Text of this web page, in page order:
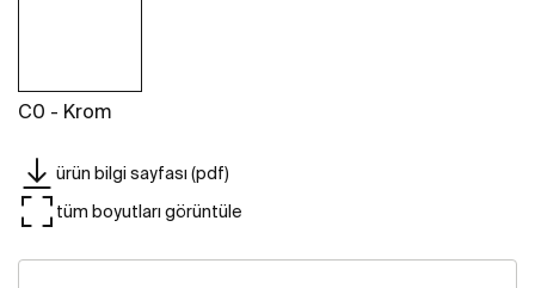
C0 - Krom
ürün bilgi sayfası (pdf)
tüm boyutları görüntüle